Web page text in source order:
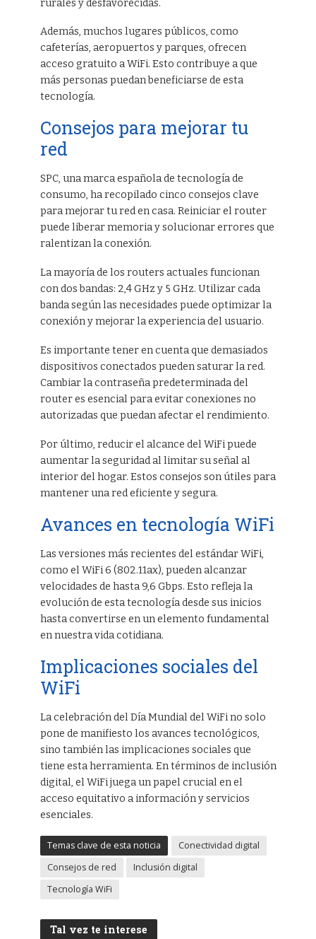
rurales y desfavorecidas.
Además, muchos lugares públicos, como
cafeterías, aeropuertos y parques, ofrecen
acceso gratuito a WiFi. Esto contribuye a que
más personas puedan beneficiarse de esta
tecnología.
Consejos para mejorar tu
red
SPC, una marca española de tecnología de
consumo, ha recopilado cinco consejos clave
para mejorar tu red en casa. Reiniciar el router
puede liberar memoria y solucionar errores que
ralentizan la conexión.
La mayoría de los routers actuales funcionan
con dos bandas: 2,4 GHz y 5 GHz. Utilizar cada
banda según las necesidades puede optimizar la
conexión y mejorar la experiencia del usuario.
Es importante tener en cuenta que demasiados
dispositivos conectados pueden saturar la red.
Cambiar la contraseña predeterminada del
router es esencial para evitar conexiones no
autorizadas que puedan afectar el rendimiento.
Por último, reducir el alcance del WiFi puede
aumentar la seguridad al limitar su señal al
interior del hogar. Estos consejos son útiles para
mantener una red eficiente y segura.
Avances en tecnología WiFi
Las versiones más recientes del estándar WiFi,
como el WiFi 6 (802.11ax), pueden alcanzar
velocidades de hasta 9,6 Gbps. Esto refleja la
evolución de esta tecnología desde sus inicios
hasta convertirse en un elemento fundamental
en nuestra vida cotidiana.
Implicaciones sociales del
WiFi
La celebración del Día Mundial del WiFi no solo
pone de manifiesto los avances tecnológicos,
sino también las implicaciones sociales que
tiene esta herramienta. En términos de inclusión
digital, el WiFi juega un papel crucial en el
acceso equitativo a información y servicios
esenciales.
Temas clave de esta noticia
Conectividad digital
Consejos de red
Inclusión digital
Tecnología WiFi
Tal vez te interese